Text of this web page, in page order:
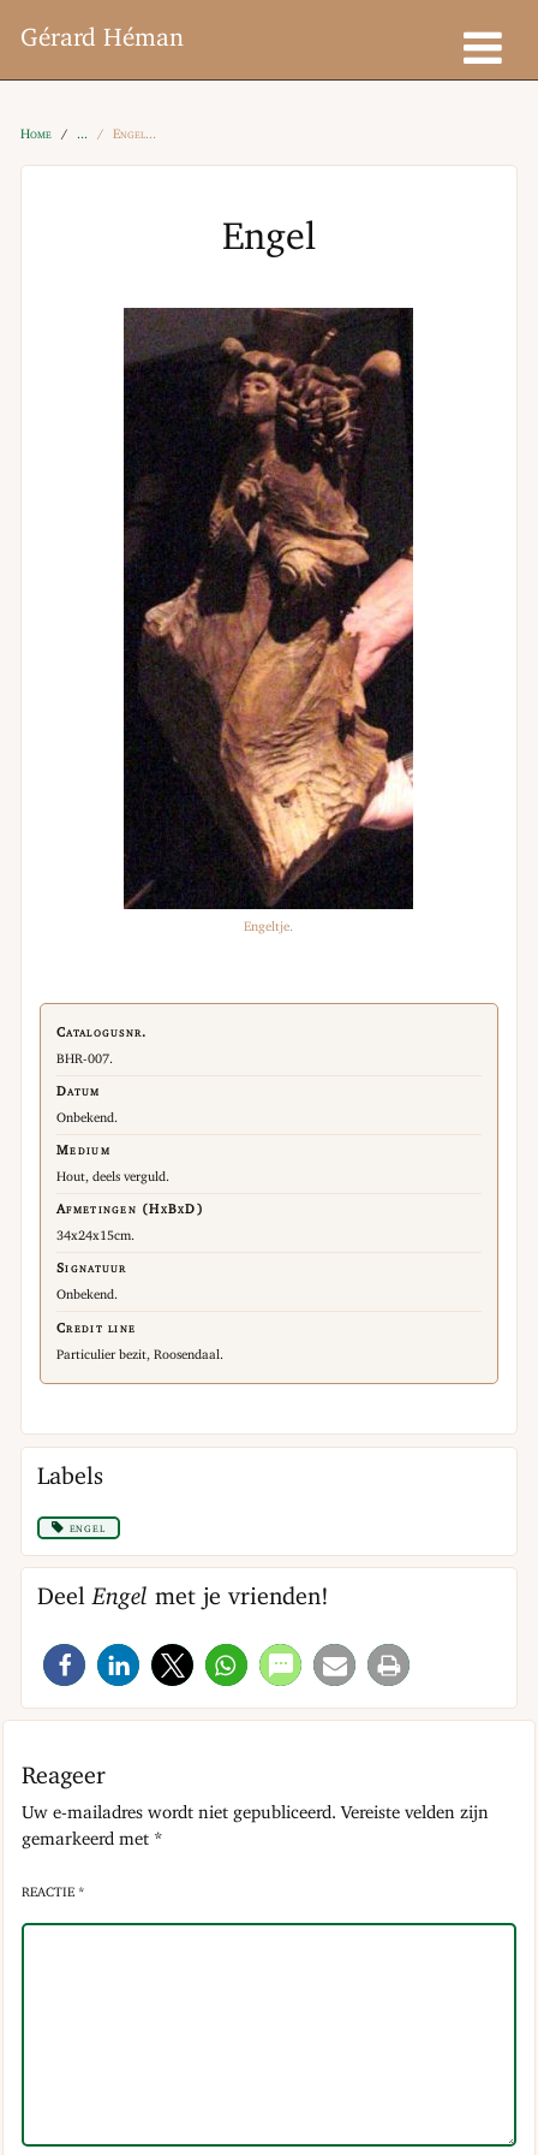
Gérard Héman
Home Engel
Engel
Engeltje.
Catalogusnr.
BHR-007.
Datum
Onbekend.
Medium
Hout, deels verguld.
Afmetingen (HxBxD)
34x24x15cm.
Signatuur
Onbekend.
Credit line
Particulier bezit, Roosendaal.
Labels
engel
Deel Engel met je vrienden!
Reageer
Uw e-mailadres wordt niet gepubliceerd. Vereiste velden zijn
gemarkeerd met *
REACTIE *